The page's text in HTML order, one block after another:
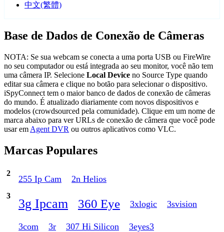
中文(繁體)
Base de Dados de Conexão de Câmeras
NOTA: Se sua webcam se conecta a uma porta USB ou FireWire
no seu computador ou está integrada ao seu monitor, você não tem
uma câmera IP. Selecione Local Device no Source Type quando
editar sua câmera e clique no botão para selecionar o dispositivo.
iSpyConnect tem o maior banco de dados de conexão de câmeras
do mundo. É atualizado diariamente com novos dispositivos e
modelos (crowdsourced pela comunidade). Clique em um nome de
marca abaixo para ver URLs de conexão de câmera que você pode
usar em Agent DVR ou outros aplicativos como VLC.
Marcas Populares
2
255 Ip Cam 2n Helios
3
3g Ipcam 360 Eye 3xlogic 3svision
3com 3r 307 Hi Silicon 3eyes3